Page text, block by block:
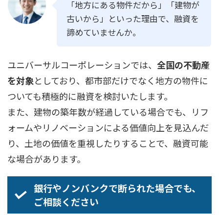
「地方にある物件だから」「建物が
古いから」といった理由で、融資を
諦めていませんか。
ユニバーサルコーポレーションでは、 全国の不動産
を対象としており、都市部だけでなく地方の物件に
ついても積極的に融資を検討いたします。
また、建物の築年数が経過している場合でも、リフ
ォームやリノベーションによる価値向上を見込んだ
り、土地の価値を重視したりすることで、融資可能
な場合があります。
銀行やノンバンクで断られた場合でも、
ご相談ください